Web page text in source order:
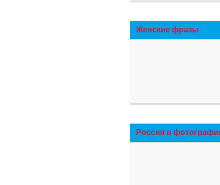
Женские фразы
Россия в